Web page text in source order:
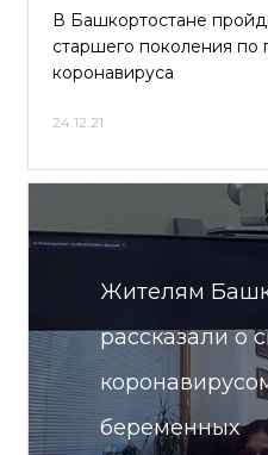
В Башкортостане
старшего поколения по
коронавируса
24.12.21
Жителям
рассказали о
беременных